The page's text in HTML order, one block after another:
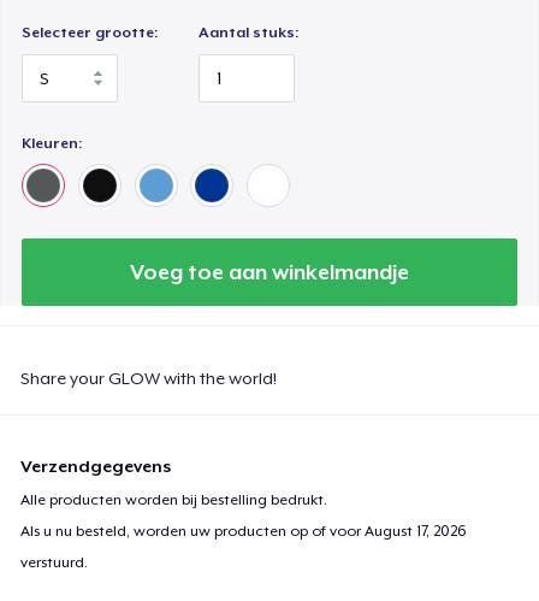
Selecteer grootte: Aantal stuks:
Kleuren:
Voeg toe aan winkelmandje
Share your GLOW with the world!
Verzendgegevens
Alle producten worden bij bestelling bedrukt.
Als u nu besteld, worden uw producten op of voorAugust 17, 2026
verstuurd.